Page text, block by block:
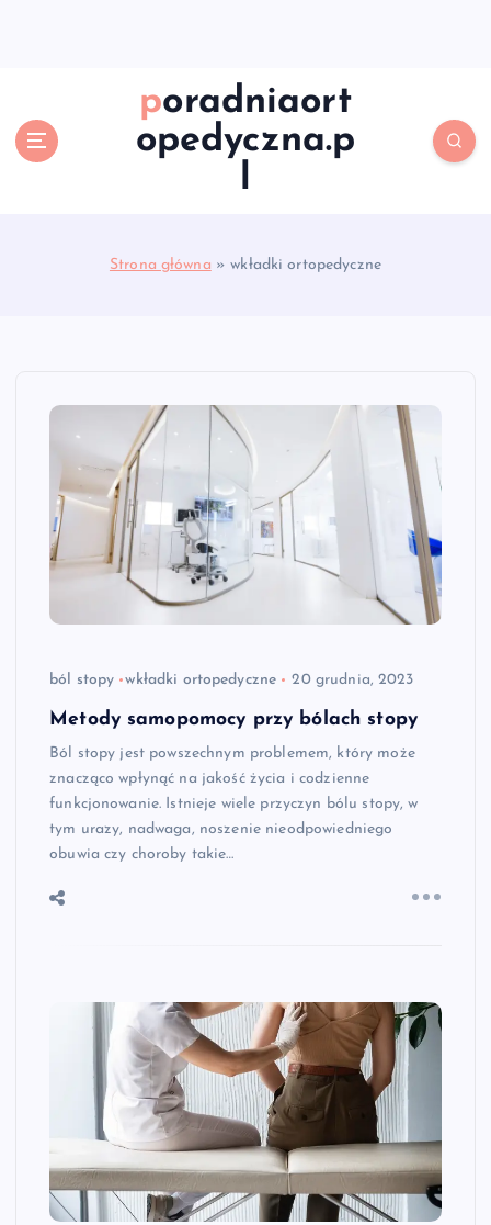
poradniaort
opedyczna.p
l
Strona główna »wkładki ortopedyczne
ból stopy wkładki ortopedyczne 20 grudnia, 2023
Metody samopomocy przy bólach stopy
Ból stopy jest powszechnym problemem, który może
znacząco wpłynąć na jakość życia i codzienne
funkcjonowanie. Istnieje wiele przyczyn bólu stopy, w
tym urazy, nadwaga, noszenie nieodpowiedniego
obuwia czy choroby takie…